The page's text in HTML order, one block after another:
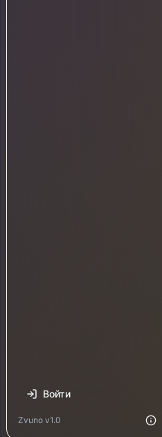
Войти
Zvuno v1.0